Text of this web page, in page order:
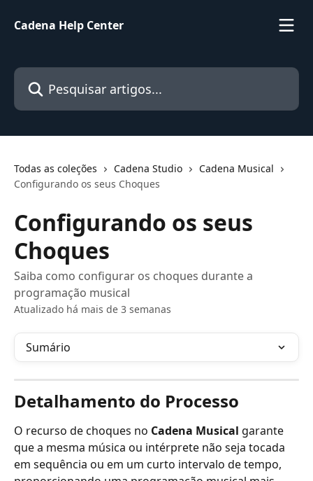
Cadena Help Center
Pesquisar artigos...
Todas as coleções Cadena Studio
Cadena Musical
Configurando os seus Choques
Configurando os seus
Choques
Saiba como configurar os choques durante a
programação musical
Atualizado há mais de 3 semanas
Sumário
Detalhamento do Processo
O recurso de choques no Cadena Musical garante
que a mesma música ou intérprete não seja tocada
em sequência ou em um curto intervalo de tempo,